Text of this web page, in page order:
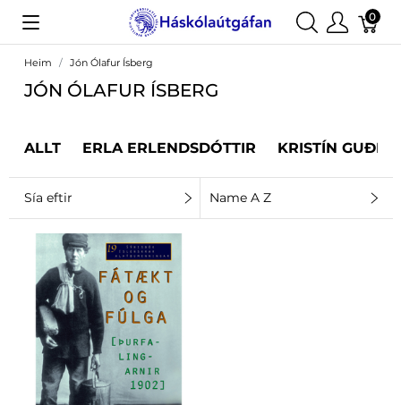
0
Heim Jón Ólafur Ísberg
JÓN ÓLAFUR ÍSBERG
ALLT ERLA ERLENDSDÓTTIR KRISTÍN
Sía eftir Name A Z